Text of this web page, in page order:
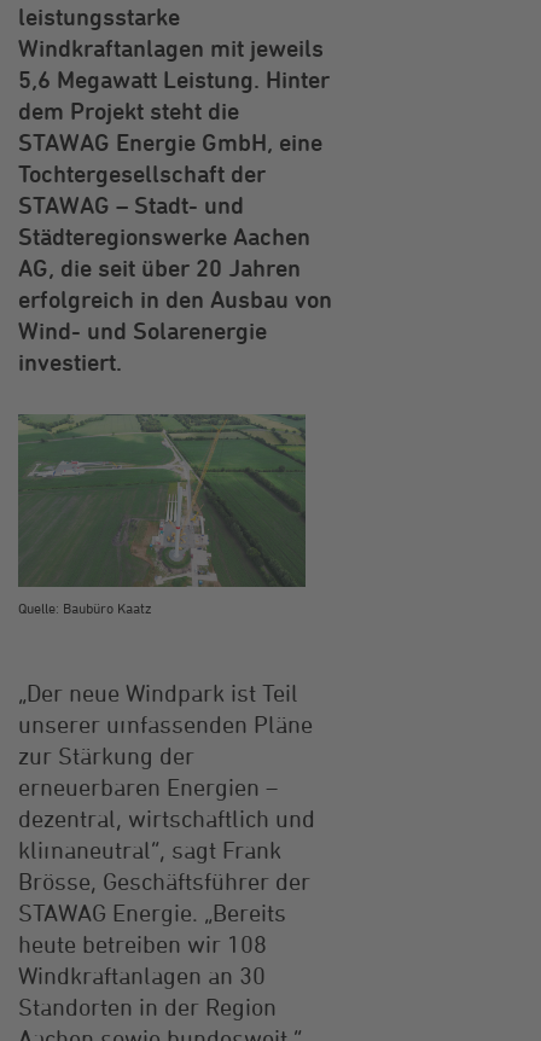
leistungsstarke
Windkraftanlagen mit jeweils
5,6 Megawatt Leistung. Hinter
dem Projekt steht die
STAWAG Energie GmbH, eine
Tochtergesellschaft der
STAWAG – Stadt- und
Städteregionswerke Aachen
AG, die seit über 20 Jahren
erfolgreich in den Ausbau von
Wind- und Solarenergie
investiert.
Quelle: Baubüro Kaatz
„Der neue Windpark ist Teil
unserer umfassenden Pläne
zur Stärkung der
erneuerbaren Energien –
dezentral, wirtschaftlich und
klimaneutral“, sagt Frank
Brösse, Geschäftsführer der
STAWAG Energie. „Bereits
heute betreiben wir 108
Windkraftanlagen an 30
Standorten in der Region